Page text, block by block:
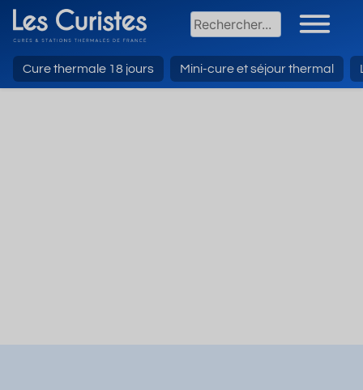
Cure thermale 18 jours Mini-cure et séjour thermal